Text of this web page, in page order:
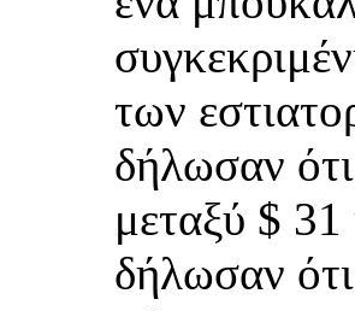
των
δήλωσαν
μεταξύ $
δήλωσαν